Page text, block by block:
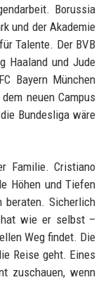
Borussia
und der Akademie
Talente. Der BVB
Haaland und Jude
Bayern München
neuen Campus
Bundesliga wäre
Familie. Cristiano
Höhen und Tiefen
beraten. Sicherlich
wie er selbst –
Weg findet. Die
Reise geht. Eines
zuschauen, wenn